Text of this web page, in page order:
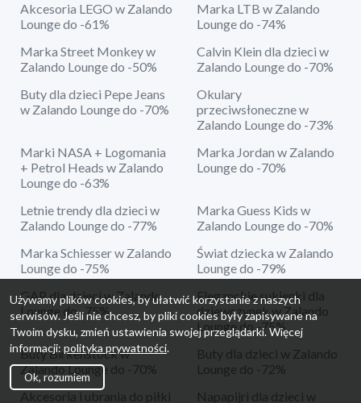
Akcesoria LEGO w Zalando
Lounge do -61%
Marka LTB w Zalando
Lounge do -74%
Marka Street Monkey w
Zalando Lounge do -50%
Calvin Klein dla dzieci w
Zalando Lounge do -70%
Buty dla dzieci Pepe Jeans
w Zalando Lounge do -70%
Okulary
przeciwsłoneczne w
Zalando Lounge do -73%
Marki NASA + Logomania
+ Petrol Heads w Zalando
Lounge do -63%
Marka Jordan w Zalando
Lounge do -70%
Letnie trendy dla dzieci w
Zalando Lounge do -77%
Marka Guess Kids w
Zalando Lounge do -70%
Marka Schiesser w Zalando
Lounge do -75%
Świat dziecka w Zalando
Lounge do -79%
GAP dla dzieci w Zalando
Lounge do -75%
Eleganckie sukienki dla
dziewczynek w Zalando
Lounge do -75%
Buty Birkenstock w
Zalando Lounge do -70%
Buty dla dzieci w Zalando
Lounge do -72%
Akcesoria i ubrania do piłki
Napapijri dla dzieci w
Używamy plików cookies, by ułatwić korzystanie z naszych
serwisów. Jeśli nie chcesz, by pliki cookies były zapisywane na
Twoim dysku, zmień ustawienia swojej przeglądarki. Więcej
informacji: polityka prywatności.
Ok, rozumiem